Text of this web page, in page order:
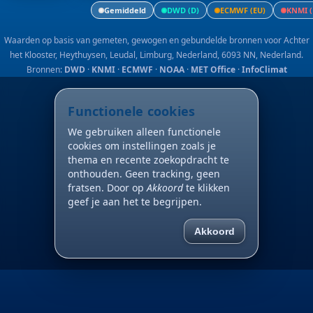
Gemiddeld DWD (D) ECMWF (EU) KNMI
Waarden op basis van gemeten, gewogen en gebundelde bronnen voor Achter
het Klooster, Heythuysen, Leudal, Limburg, Nederland, 6093 NN, Nederland.
Bronnen: DWD· KNMI· ECMWF · NOAA· MET Office·InfoClimat
Functionele cookies
We gebruiken alleen functionele
cookies om instellingen zoals je
thema en recente zoekopdracht te
onthouden. Geen tracking, geen
fratsen. Door opAkkoordte klikken
geef je aan het te begrijpen.
Akkoord